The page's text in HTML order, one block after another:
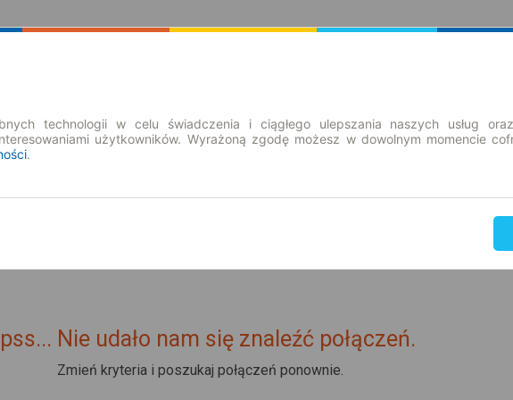
Nie udało nam się znaleźć połączeń.
Zmień kryteria i poszukaj połączeń ponownie.
technologii w celu świadczenia i ciągłego ulepszania naszych usług
użytkowników. Wyrażoną zgodę możesz w dowolnym momencie
.